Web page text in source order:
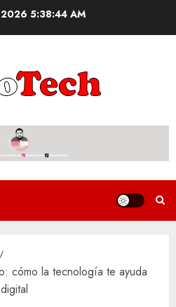
5:38:45 AM
cómo la tecnología te ayuda